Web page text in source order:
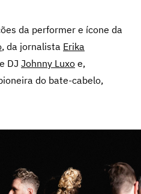
da performer e ícone da
, da jornalista Erika
DJ Johnny Luxo e,
do bate-cabelo,